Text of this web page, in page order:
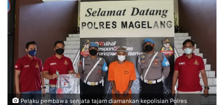
Pelaku pembawa senjata tajam diamankan kepolisian Polres